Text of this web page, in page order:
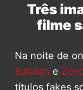
Três
filme
Na noite de
Batalon e
títulos fakes